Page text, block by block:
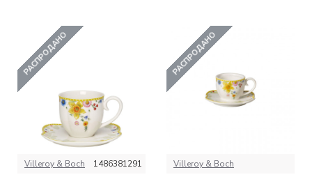
РАСПРОДАНО
Villeroy & Boch 1486381291
РАСПРОДАНО
Villeroy & Boch